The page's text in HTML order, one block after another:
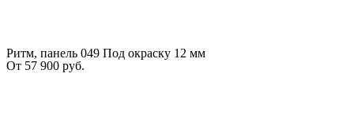
Ритм, панель 049 Под окраску 12 мм
От 57 900 руб.